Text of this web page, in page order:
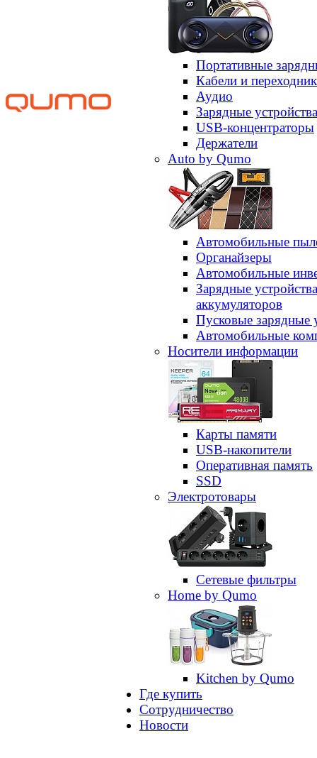
Портативные
Кабели и
Аудио
Зарядные устройства
USB-концентраторы
Держатели
Auto by Qumo
Автомобильные
Органайзеры
Автомобильные
Зарядные
аккумуляторов
Пусковые зарядные
Автомобильные
Носители информации
Карты памяти
USB-накопители
Оперативная память
SSD
Электротовары
Сетевые фильтры
Home by Qumo
Kitchen by Qumo
Где купить
Сотрудничество
Новости